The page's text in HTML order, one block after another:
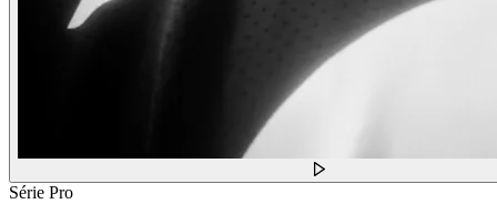
Série Pro